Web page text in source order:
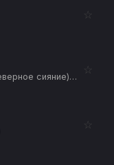
☆
Бодо Бородо (Путешествия. Северное сияние) (12+)
☆
☆